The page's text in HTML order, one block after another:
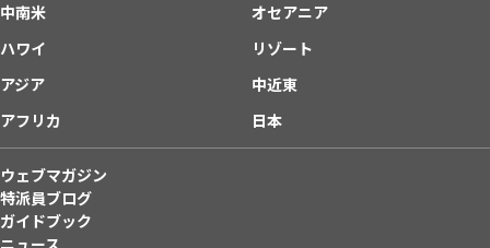
中南米
オセアニア
ハワイ
リゾート
アジア
中近東
アフリカ
日本
ウェブマガジン
特派員ブログ
ガイドブック